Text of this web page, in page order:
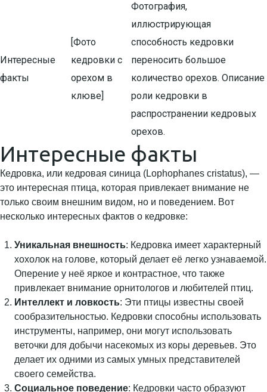
Интересные
факты
[Фото
кедровки с
орехом в
клюве]
Фотография,
иллюстрирующая
способность кедровки
переносить большое
количество орехов. Описание
роли кедровки в
распространении кедровых
орехов.
Интересные факты
Кедровка, или кедровая синица (Lophophanes cristatus), —
это интересная птица, которая привлекает внимание не
только своим внешним видом, но и поведением. Вот
несколько интересных фактов о кедровке:
Уникальная внешность: Кедровка имеет характерный
хохолок на голове, который делает её легко узнаваемой.
Оперение у неё яркое и контрастное, что также
привлекает внимание орнитологов и любителей птиц.
Интеллект и ловкость: Эти птицы известны своей
сообразительностью. Кедровки способны использовать
инструменты, например, они могут использовать
веточки для добычи насекомых из коры деревьев. Это
делает их одними из самых умных представителей
своего семейства.
Социальное поведение: Кедровки часто образуют